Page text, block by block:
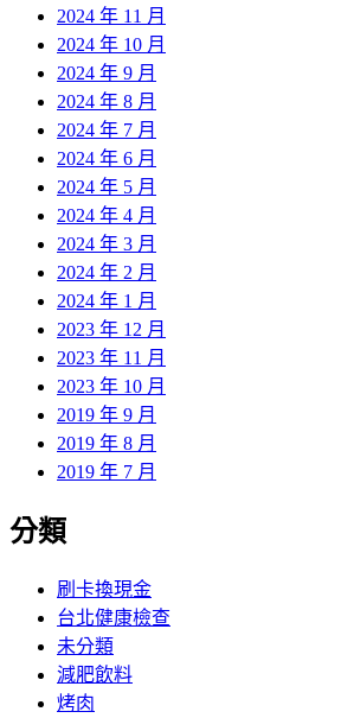
2024 年 11 月
2024 年 10 月
2024 年 9 月
2024 年 8 月
2024 年 7 月
2024 年 6 月
2024 年 5 月
2024 年 4 月
2024 年 3 月
2024 年 2 月
2024 年 1 月
2023 年 12 月
2023 年 11 月
2023 年 10 月
2019 年 9 月
2019 年 8 月
2019 年 7 月
分類
刷卡換現金
台北健康檢查
未分類
減肥飲料
烤肉